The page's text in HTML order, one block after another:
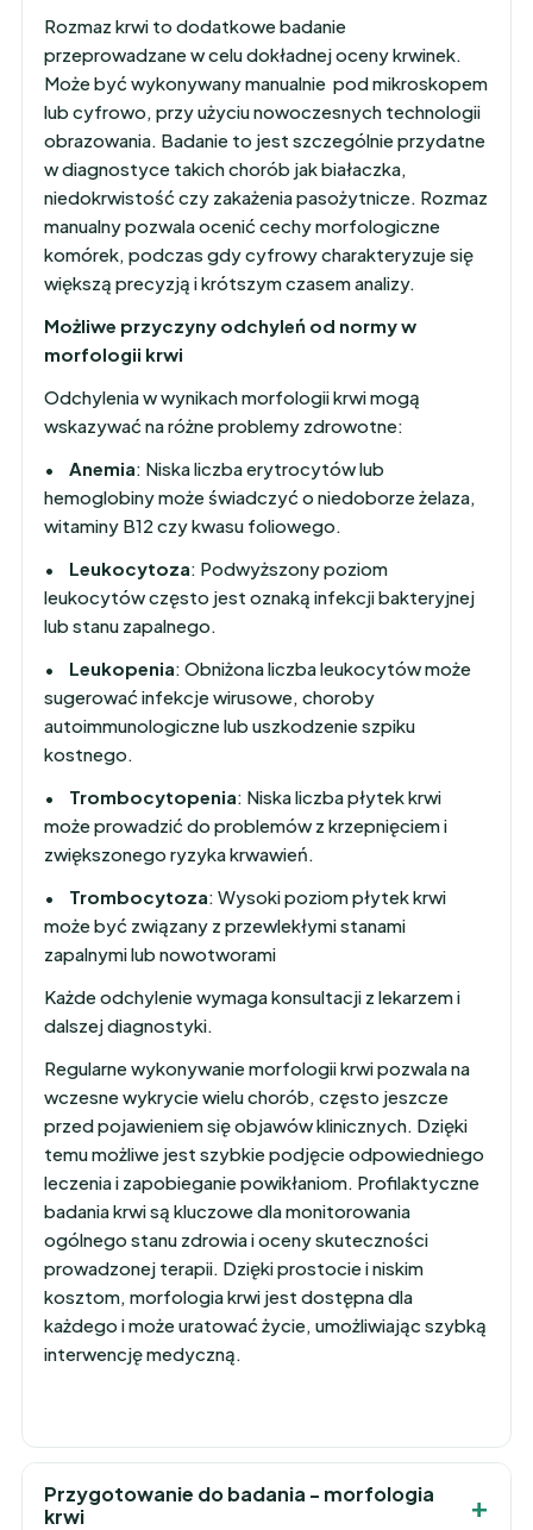
Rozmaz krwi to dodatkowe badanie
przeprowadzane w celu dokładnej oceny krwinek.
Może być wykonywany manualnie pod mikroskopem
lub cyfrowo, przy użyciu nowoczesnych technologii
obrazowania. Badanie to jest szczególnie przydatne
w diagnostyce takich chorób jak białaczka,
niedokrwistość czy zakażenia pasożytnicze. Rozmaz
manualny pozwala ocenić cechy morfologiczne
komórek, podczas gdy cyfrowy charakteryzuje się
większą precyzją i krótszym czasem analizy.
Możliwe przyczyny odchyleń od normy w
morfologii krwi
Odchylenia w wynikach morfologii krwi mogą
wskazywać na różne problemy zdrowotne:
• Anemia: Niska liczba erytrocytów lub
hemoglobiny może świadczyć o niedoborze żelaza,
witaminy B12 czy kwasu foliowego.
• Leukocytoza: Podwyższony poziom
leukocytów często jest oznaką infekcji bakteryjnej
lub stanu zapalnego.
• Leukopenia: Obniżona liczba leukocytów może
sugerować infekcje wirusowe, choroby
autoimmunologiczne lub uszkodzenie szpiku
kostnego.
• Trombocytopenia: Niska liczba płytek krwi
może prowadzić do problemów z krzepnięciem i
zwiększonego ryzyka krwawień.
• Trombocytoza: Wysoki poziom płytek krwi
może być związany z przewlekłymi stanami
zapalnymi lub nowotworami
Każde odchylenie wymaga konsultacji z lekarzem i
dalszej diagnostyki.
Regularne wykonywanie morfologii krwi pozwala na
wczesne wykrycie wielu chorób, często jeszcze
przed pojawieniem się objawów klinicznych. Dzięki
temu możliwe jest szybkie podjęcie odpowiedniego
leczenia i zapobieganie powikłaniom. Profilaktyczne
badania krwi są kluczowe dla monitorowania
ogólnego stanu zdrowia i oceny skuteczności
prowadzonej terapii. Dzięki prostocie i niskim
kosztom, morfologia krwi jest dostępna dla
każdego i może uratować życie, umożliwiając szybką
interwencję medyczną.
Przygotowanie do badania - morfologia
krwi